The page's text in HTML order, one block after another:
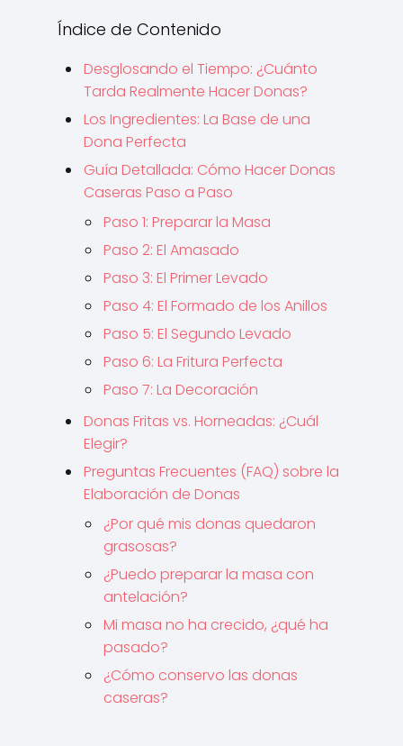
Índice de Contenido
Desglosando el Tiempo: ¿Cuánto
Tarda Realmente Hacer Donas?
Los Ingredientes: La Base de una
Dona Perfecta
Guía Detallada: Cómo Hacer Donas
Caseras Paso a Paso
Paso 1: Preparar la Masa
Paso 2: El Amasado
Paso 3: El Primer Levado
Paso 4: El Formado de los Anillos
Paso 5: El Segundo Levado
Paso 6: La Fritura Perfecta
Paso 7: La Decoración
Donas Fritas vs. Horneadas: ¿Cuál
Elegir?
Preguntas Frecuentes (FAQ) sobre la
Elaboración de Donas
¿Por qué mis donas quedaron
grasosas?
¿Puedo preparar la masa con
antelación?
Mi masa no ha crecido, ¿qué ha
pasado?
¿Cómo conservo las donas
caseras?